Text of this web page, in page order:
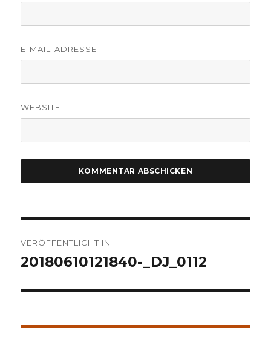
E-MAIL-ADRESSE
WEBSITE
VERÖFFENTLICHT IN
20180610121840-_DJ_0112